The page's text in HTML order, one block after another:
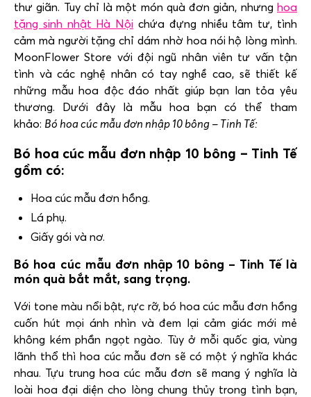
thư giãn. Tuy chỉ là một món quà đơn giản, nhưng hoa
tặng sinh nhật Hà Nội chứa đựng nhiều tâm tư, tình
cảm mà người tặng chỉ dám nhờ hoa nói hộ lòng mình.
MoonFlower Store với đội ngũ nhân viên tư vấn tận
tình và các nghệ nhân có tay nghề cao, sẽ thiết kế
những mẫu hoa độc đáo nhất giúp bạn lan tỏa yêu
thương. Dưới đây là mẫu hoa bạn có thể tham
khảo: Bó hoa cúc mẫu đơn nhập 10 bông – Tinh Tế:
Bó hoa cúc mẫu đơn nhập 10 bông – Tinh Tế
gồm có:
Hoa cúc mẫu đơn hồng.
Lá phụ.
Giấy gói và nơ.
Bó hoa cúc mẫu đơn nhập 10 bông – Tinh Tế là
món quà bắt mắt, sang trọng.
Với tone màu nổi bật, rực rỡ, bó hoa cúc mẫu đơn hồng
cuốn hút mọi ánh nhìn và đem lại cảm giác mới mẻ
không kém phần ngọt ngào. Tùy ở mỗi quốc gia, vùng
lãnh thổ thì hoa cúc mẫu đơn sẽ có một ý nghĩa khác
nhau. Tựu trung hoa cúc mẫu đơn sẽ mang ý nghĩa là
loài hoa đại diện cho lòng chung thủy trong tình bạn,